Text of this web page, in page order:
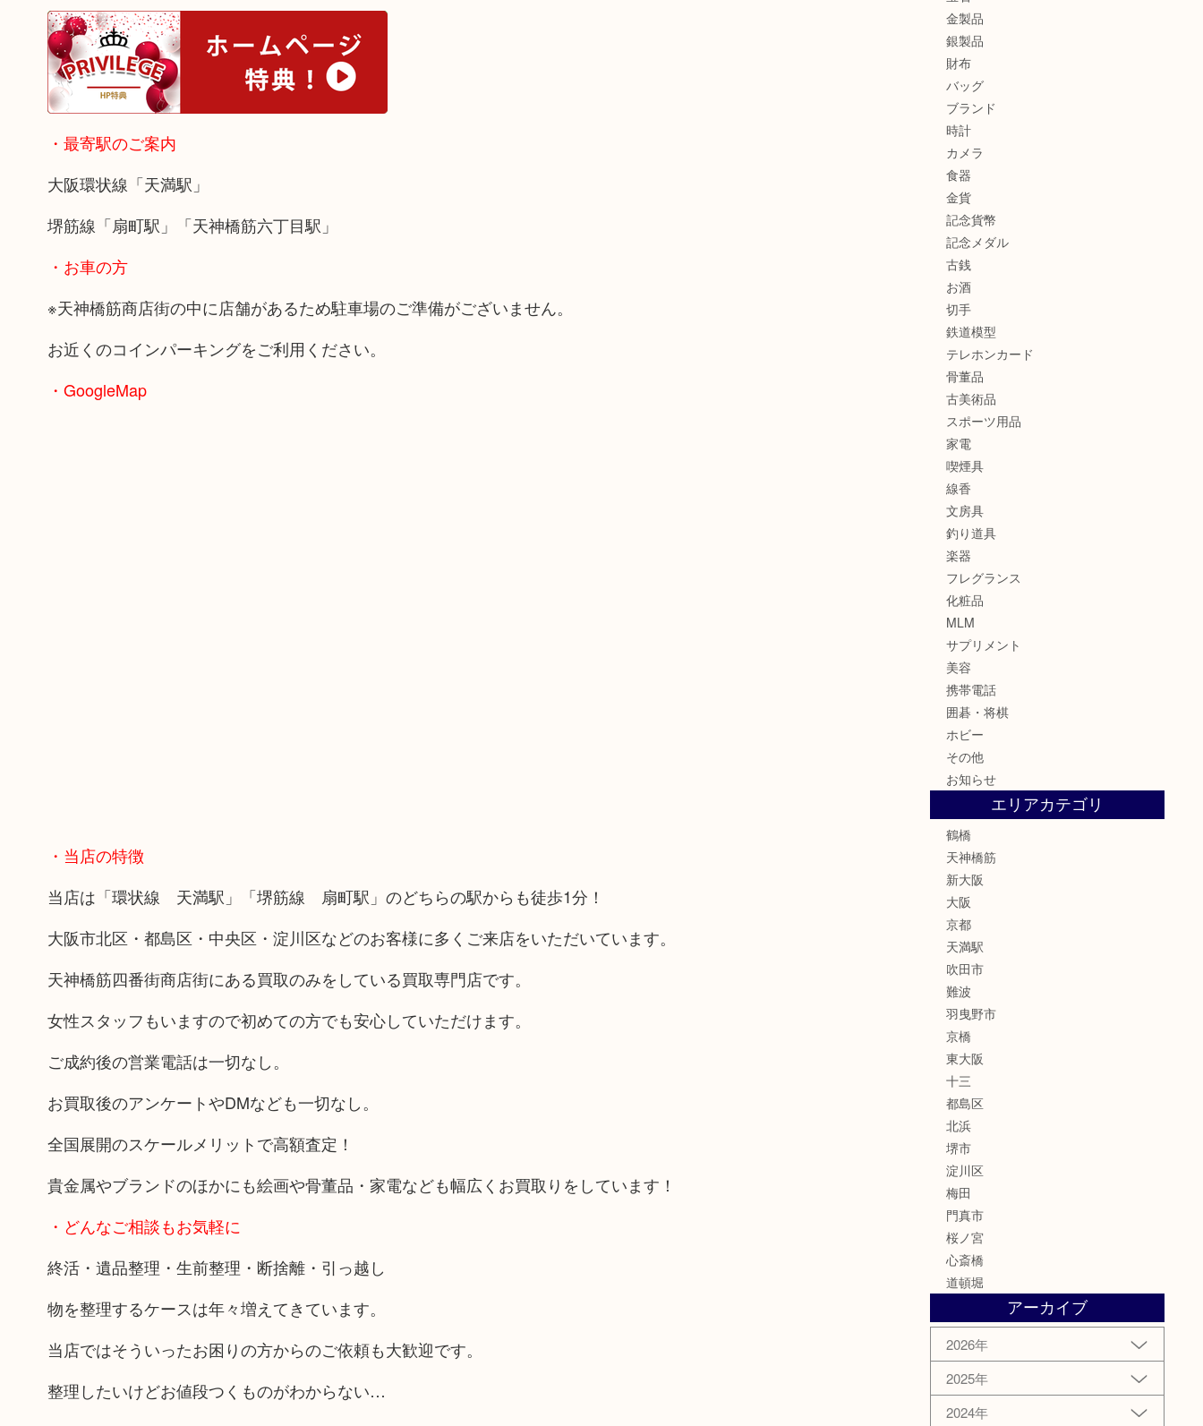
・最寄駅のご案内
大阪環状線「天満駅」
堺筋線「扇町駅」「天神橋筋六丁目駅」
・お車の方
※天神橋筋商店街の中に店舗があるため駐車場のご準備がございません。
お近くのコインパーキングをご利用ください。
・GoogleMap
・当店の特徴
当店は「環状線 天満駅」「堺筋線 扇町駅」のどちらの駅からも徒歩1分！
大阪市北区・都島区・中央区・淀川区などのお客様に多くご来店をいただいています。
天神橋筋四番街商店街にある買取のみをしている買取専門店です。
女性スタッフもいますので初めての方でも安心していただけます。
ご成約後の営業電話は一切なし。
お買取後のアンケートやDMなども一切なし。
全国展開のスケールメリットで高額査定！
貴金属やブランドのほかにも絵画や骨董品・家電なども幅広くお買取りをしています！
・どんなご相談もお気軽に
終活・遺品整理・生前整理・断捨離・引っ越し
物を整理するケースは年々増えてきています。
当店ではそういったお困りの方からのご依頼も大歓迎です。
整理したいけどお値段つくものがわからない…
金製品
銀製品
財布
バッグ
ブランド
時計
カメラ
食器
金貨
記念貨幣
記念メダル
古銭
お酒
切手
鉄道模型
テレホンカード
骨董品
古美術品
スポーツ用品
家電
喫煙具
線香
文房具
釣り道具
楽器
フレグランス
化粧品
MLM
サプリメント
美容
携帯電話
囲碁・将棋
ホビー
その他
お知らせ
エリアカテゴリ
鶴橋
天神橋筋
新大阪
大阪
京都
天満駅
吹田市
難波
羽曳野市
京橋
東大阪
十三
都島区
北浜
堺市
淀川区
梅田
門真市
桜ノ宮
心斎橋
道頓堀
アーカイブ
2026年
2025年
2024年